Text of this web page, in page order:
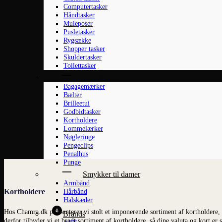
Computertasker
Håndtasker
Muleposer
Pusletasker
Rygsække
Shopper tasker
Skuldertasker
Toilettasker
Bagagemærker
Bælter
Brilleetui
Godbidtasker
Kortholdere
Lommelærker
Nøgleringe
Pengeclips
Penalhus
Punge
Smykker til damer
Armbånd
Hårbånd
Halskæder
Brands
Kortholdere
Hos Chamra.dk præsenterer vi stolt et imponerende sortiment af